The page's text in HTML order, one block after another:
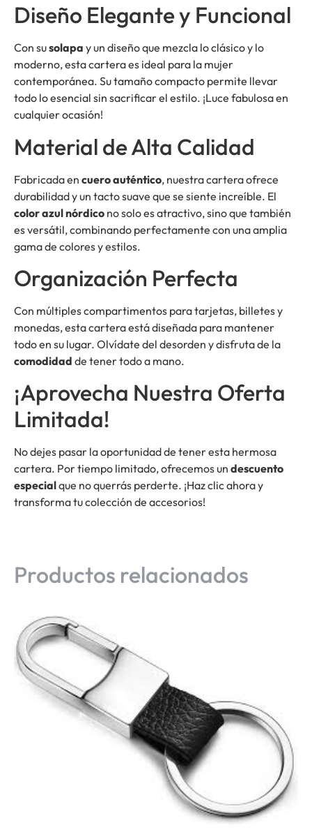
Diseño Elegante y Funcional
Con susolapa y un diseño que mezcla lo clásico y lo
moderno, esta cartera es ideal para la mujer
contemporánea. Su tamaño compacto permite llevar
todo lo esencial sin sacrificar el estilo. ¡Luce fabulosa en
cualquier ocasión!
Material de Alta Calidad
Fabricada en cuero auténtico, nuestra cartera ofrece
durabilidad y un tacto suave que se siente increíble. El
color azul nórdico no solo es atractivo, sino que también
es versátil, combinando perfectamente con una amplia
gama de colores y estilos.
Organización Perfecta
Con múltiples compartimentos para tarjetas, billetes y
monedas, esta cartera está diseñada para mantener
todo en su lugar. Olvídate del desorden y disfruta de la
comodidad de tener todo a mano.
¡Aprovecha Nuestra Oferta
Limitada!
No dejes pasar la oportunidad de tener esta hermosa
cartera. Por tiempo limitado, ofrecemos un descuento
especialque no querrás perderte. ¡Haz clic ahora y
transforma tu colección de accesorios!
Productos relacionados